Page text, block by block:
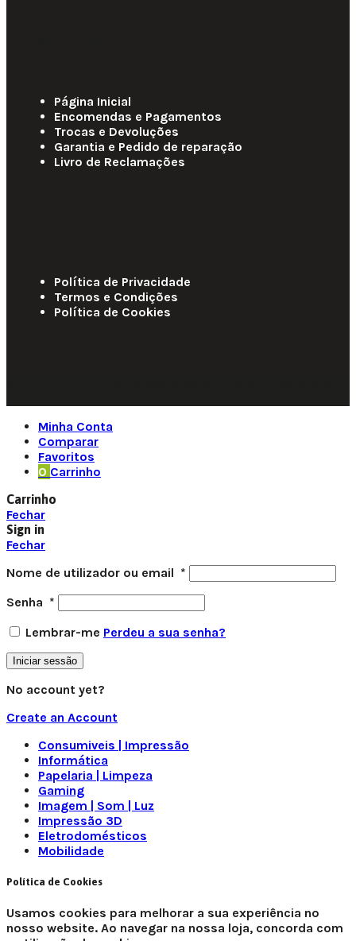
Página Inicial
Encomendas e Pagamentos
Trocas e Devoluções
Garantia e Pedido de reparação
Livro de Reclamações
Política de Privacidade
Termos e Condições
Política de Cookies
Minha Conta
Comparar
Favoritos
0 Carrinho
Carrinho
Fechar
Sign in
Fechar
Nome de utilizador ou email *
Senha *
Lembrar-me Perdeu a sua senha?
Iniciar sessão
No account yet?
Create an Account
Consumiveis | Impressão
Informática
Papelaria | Limpeza
Gaming
Imagem | Som | Luz
Impressão 3D
Eletrodomésticos
Mobilidade
Política de Cookies
Usamos cookies para melhorar a sua experiência no
nosso website. Ao navegar na nossa loja, concorda com